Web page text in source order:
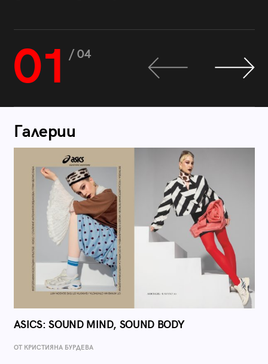
01 / 04
Галерии
ASICS: SOUND MIND, SOUND BODY
ОТ КРИСТИЯНА БУРДЕВА